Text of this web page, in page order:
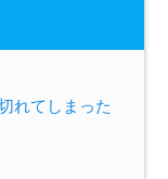
れてしまった